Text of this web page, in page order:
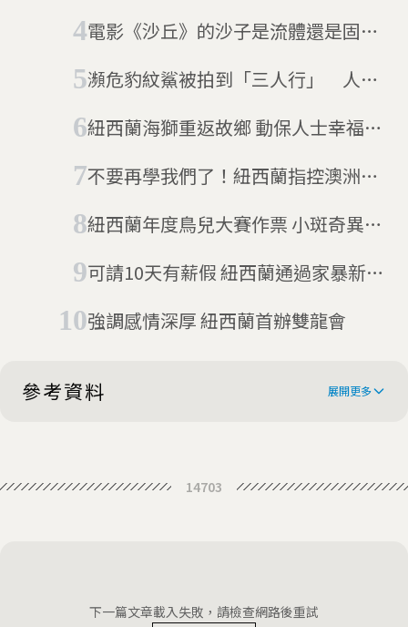
電影《沙丘》的沙子是流體還是固
瀕危豹紋鯊被拍到「三人行」 人類
紐西蘭海獅重返故鄉 動保人士幸福的
不要再學我們了！紐西蘭指控澳洲仿
紐西蘭年度鳥兒大賽作票 小斑奇異鳥
可請10天有薪假 紐西蘭通過家暴新法
強調感情深厚 紐西蘭首辦雙龍會
參考資料 展開更多
sex tentacle on its head
14703
下一篇文章載入失敗，請檢查網路後重試